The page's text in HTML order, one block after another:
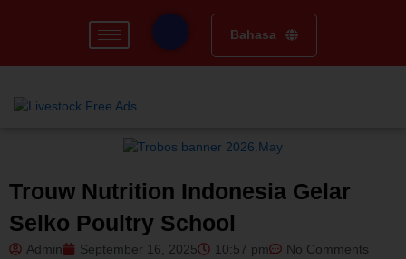
Bahasa
Trouw Nutrition Indonesia Gelar
Selko Poultry School
Admin September 16, 2025 10:57 pm
No Comments